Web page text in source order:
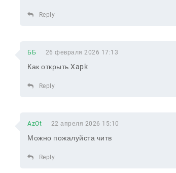
Reply
ББ 26 февраля 2026 17:13
Как открыть Xapk
Reply
AzOt 22 апреля 2026 15:10
Можно пожалуйста читв
Reply